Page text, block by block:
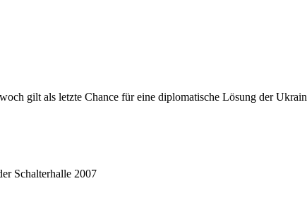
gilt als letzte Chance für eine diplomatische Lösung der
Schalterhalle 2007